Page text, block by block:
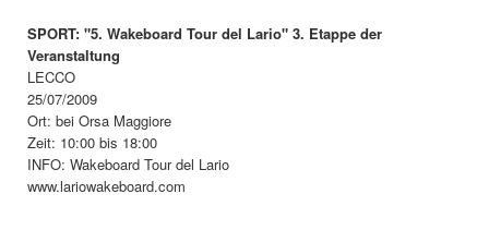
SPORT: "5. Wakeboard Tour del Lario" 3. Etappe der
Veranstaltung
LECCO
25/07/2009
Ort: bei Orsa Maggiore
Zeit: 10:00 bis 18:00
INFO: Wakeboard Tour del Lario
www.lariowakeboard.com